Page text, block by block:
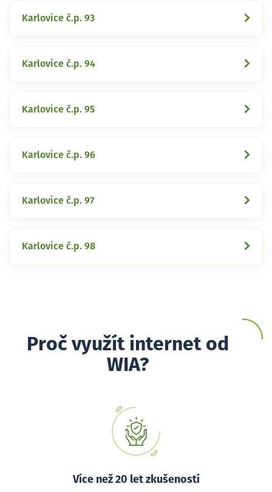
Karlovice č.p. 93
Karlovice č.p. 94
Karlovice č.p. 95
Karlovice č.p. 96
Karlovice č.p. 97
Karlovice č.p. 98
Proč využít internet od
WIA?
Více než 20 let zkušeností